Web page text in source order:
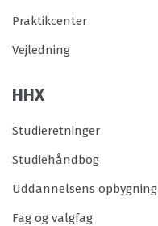
Praktikcenter
Vejledning
HHX
Studieretninger
Studiehåndbog
Uddannelsens opbygning
Fag og valgfag